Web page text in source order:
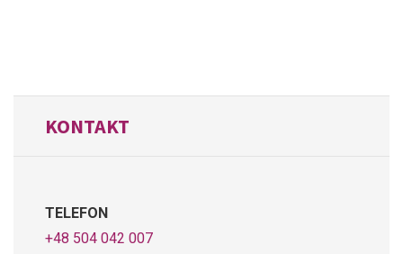
KONTAKT
TELEFON
+48 504 042 007